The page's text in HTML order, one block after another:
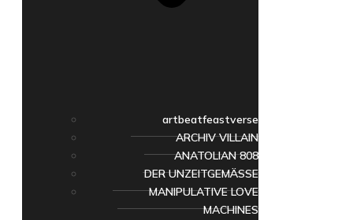
artbeatfeastverse
ARCHIV VILLAIN
ANATOLIAN 808
DER UNZEITGEMÄSSE
MANIPULATIVE LOVE
MACHINES